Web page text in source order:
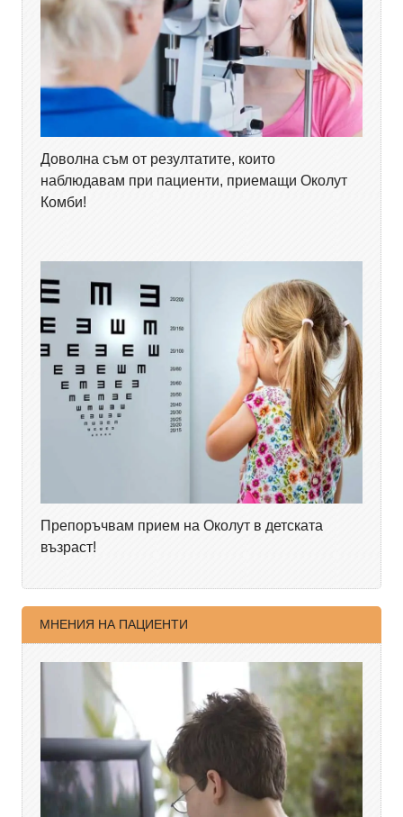
Доволна съм от резултатите, които
наблюдавам при пациенти, приемащи Околут
Комби!
Препоръчвам прием на Околут в детската
възраст!
МНЕНИЯ НА ПАЦИЕНТИ